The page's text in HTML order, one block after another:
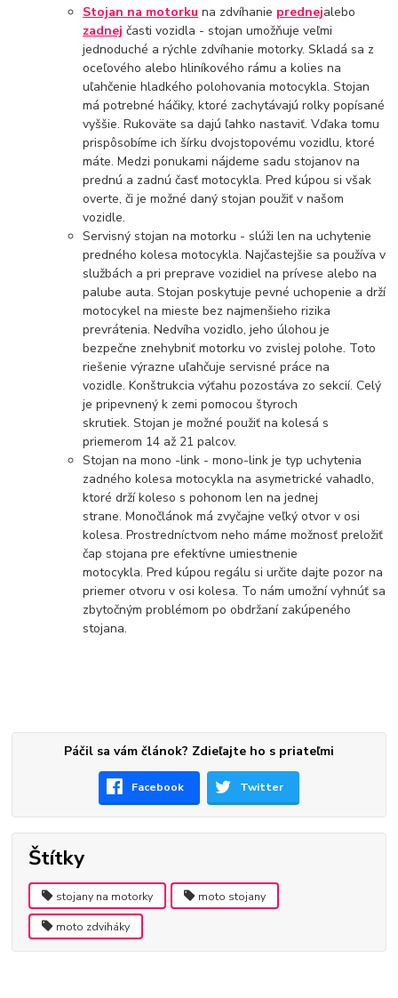
Stojan na motorku na zdvíhanie prednejalebo
zadnej časti vozidla - stojan umožňuje veľmi
jednoduché a rýchle zdvíhanie motorky. Skladá sa z
oceľového alebo hliníkového rámu a kolies na
uľahčenie hladkého polohovania motocykla. Stojan
má potrebné háčiky, ktoré zachytávajú rolky popísané
vyššie. Rukoväte sa dajú ľahko nastaviť. Vďaka tomu
prispôsobíme ich šírku dvojstopovému vozidlu, ktoré
máte. Medzi ponukami nájdeme sadu stojanov na
prednú a zadnú časť motocykla. Pred kúpou si však
overte, či je možné daný stojan použiť v našom
vozidle.
Servisný stojan na motorku - slúži len na uchytenie
predného kolesa motocykla. Najčastejšie sa používa v
službách a pri preprave vozidiel na prívese alebo na
palube auta. Stojan poskytuje pevné uchopenie a drží
motocykel na mieste bez najmenšieho rizika
prevrátenia. Nedvíha vozidlo, jeho úlohou je
bezpečne znehybniť motorku vo zvislej polohe. Toto
riešenie výrazne uľahčuje servisné práce na
vozidle. Konštrukcia výťahu pozostáva zo sekcií. Celý
je pripevnený k zemi pomocou štyroch
skrutiek. Stojan je možné použiť na kolesá s
priemerom 14 až 21 palcov.
Stojan na mono -link - mono-link je typ uchytenia
zadného kolesa motocykla na asymetrické vahadlo,
ktoré drží koleso s pohonom len na jednej
strane. Monočlánok má zvyčajne veľký otvor v osi
kolesa. Prostredníctvom neho máme možnosť preložiť
čap stojana pre efektívne umiestnenie
motocykla. Pred kúpou regálu si určite dajte pozor na
priemer otvoru v osi kolesa. To nám umožní vyhnúť sa
zbytočným problémom po obdržaní zakúpeného
stojana.
Páčil sa vám článok? Zdieľajte ho s priateľmi
Facebook Twitter
Štítky
stojany na motorky moto stojany
moto zdviháky